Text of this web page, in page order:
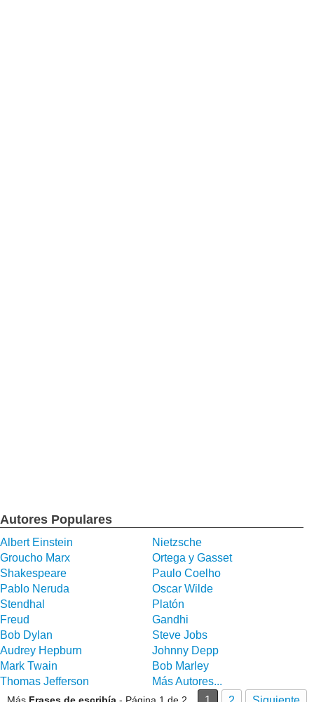
Autores Populares
Albert Einstein
Nietzsche
Groucho Marx
Ortega y Gasset
Shakespeare
Paulo Coelho
Pablo Neruda
Oscar Wilde
Stendhal
Platón
Freud
Gandhi
Bob Dylan
Steve Jobs
Audrey Hepburn
Johnny Depp
Mark Twain
Bob Marley
Thomas Jefferson
Más Autores...